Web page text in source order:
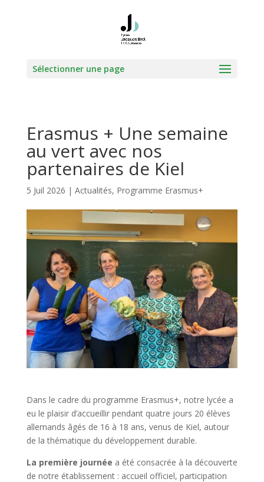
Sélectionner une page
Erasmus + Une semaine
au vert avec nos
partenaires de Kiel
5 Juil 2026 | Actualités, Programme Erasmus+
Dans le cadre du programme Erasmus+, notre lycée a
eu le plaisir d’accueillir pendant quatre jours 20 élèves
allemands âgés de 16 à 18 ans, venus de Kiel, autour
de la thématique du développement durable.
La première journée a été consacrée à la découverte
de notre établissement : accueil officiel, participation